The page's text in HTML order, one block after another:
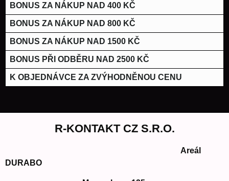
BONUS ZA NÁKUP NAD 400 KČ
BONUS ZA NÁKUP NAD 800 KČ
BONUS ZA NÁKUP NAD 1500 KČ
BONUS PŘI ODBĚRU NAD 2500 KČ
K OBJEDNÁVCE ZA ZVÝHODNĚNOU CENU
R-KONTAKT CZ S.R.O.
Areál
DURABO